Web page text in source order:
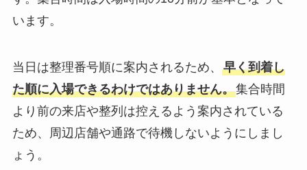
います。
当日は整理番号順に案内されるため、 早く到着し
た順に入場できるわけではありません。集合時間
より前の来店や整列は控えるよう案内されている
ため、周辺店舗や通路で待機しないようにしまし
ょう。